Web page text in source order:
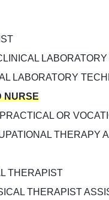
LABORATORY
NURSE
OR
THERAPY
THERAPIST
THERAPIST